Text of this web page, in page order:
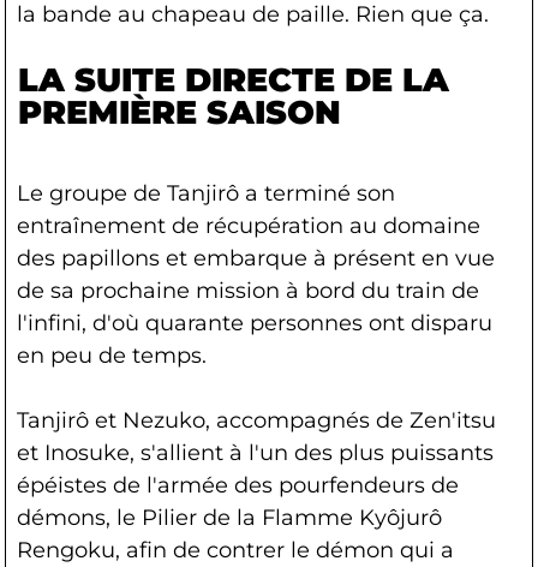
la bande au chapeau de paille. Rien que ça.
LA SUITE DIRECTE DE LA
PREMIÈRE SAISON
Le groupe de Tanjirô a terminé son
entraînement de récupération au domaine
des papillons et embarque à présent en vue
de sa prochaine mission à bord du train de
l'infini, d'où quarante personnes ont disparu
en peu de temps.
Tanjirô et Nezuko, accompagnés de Zen'itsu
et Inosuke, s'allient à l'un des plus puissants
épéistes de l'armée des pourfendeurs de
démons, le Pilier de la Flamme Kyôjurô
Rengoku, afin de contrer le démon qui a